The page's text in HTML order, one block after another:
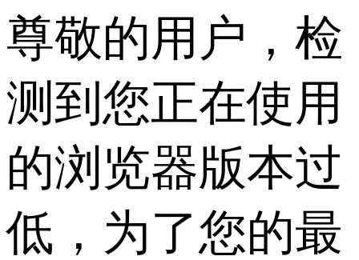
尊敬的用户，检
测到您正在使用
的浏览器版本过
低，为了您的最